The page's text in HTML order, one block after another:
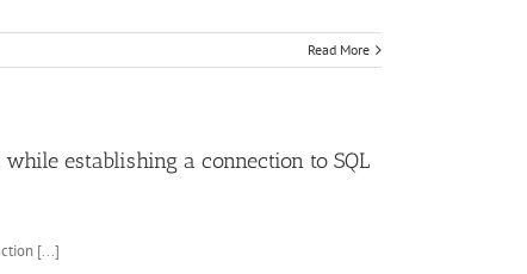
Read More
establishing a connection to SQL
[...]